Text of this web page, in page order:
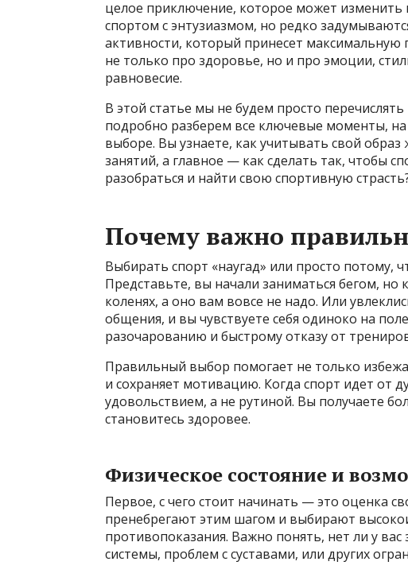
целое приключение, которое может
спортом с энтузиазмом, но редко
активности, который принесет максимальную
не только про здоровье, но и про эмоции,
равновесие.
В этой статье мы не будем просто
подробно разберем все ключевые моменты,
выборе. Вы узнаете, как учитывать свой
занятий, а главное — как сделать так, чтобы
разобраться и найти свою спортивную
Почему важно
Выбирать спорт «наугад» или просто
Представьте, вы начали заниматься бегом, но
коленях, а оно вам вовсе не надо. Или
общения, и вы чувствуете себя одиноко на
разочарованию и быстрому отказу от
Правильный выбор помогает не только
и сохраняет мотивацию. Когда спорт идет от
удовольствием, а не рутиной. Вы получаете
становитесь здоровее.
Физическое состояние и
Первое, с чего стоит начинать — это оценка
пренебрегают этим шагом и выбирают
противопоказания. Важно понять, нет ли у вас
системы, проблем с суставами, или других